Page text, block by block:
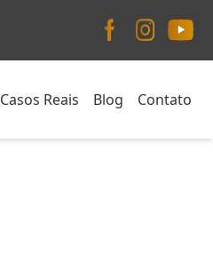
Casos Reais Blog Contato